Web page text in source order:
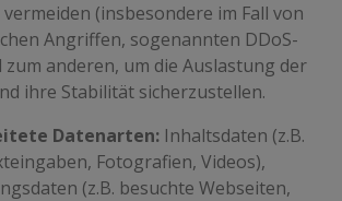
(insbesondere im Fall von
Angriffen, sogenannten DDoS-
zum anderen, um die Auslastung der
ihre Stabilität sicherzustellen.
Datenarten: Inhaltsdaten (z.B.
Fotografien, Videos),
(z.B. besuchte Webseiten,